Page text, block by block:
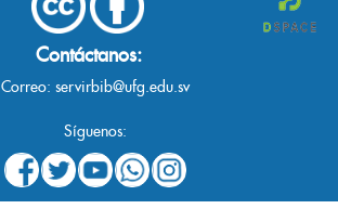
Contáctanos:
Correo: servirbib@ufg.edu.sv
Síguenos: